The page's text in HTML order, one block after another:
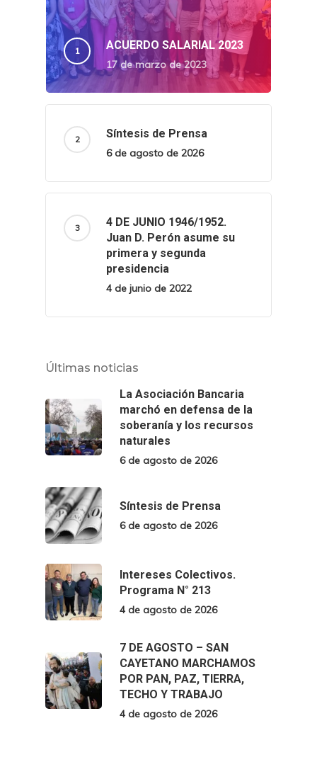
ACUERDO SALARIAL 2023
17 de marzo de 2023
Síntesis de Prensa
6 de agosto de 2026
4 DE JUNIO 1946/1952.
Juan D. Perón asume su
primera y segunda
presidencia
4 de junio de 2022
Últimas noticias
La Asociación Bancaria
marchó en defensa de la
soberanía y los recursos
naturales
6 de agosto de 2026
Síntesis de Prensa
6 de agosto de 2026
Intereses Colectivos.
Programa N° 213
4 de agosto de 2026
7 DE AGOSTO – SAN
CAYETANO MARCHAMOS
POR PAN, PAZ, TIERRA,
TECHO Y TRABAJO
4 de agosto de 2026